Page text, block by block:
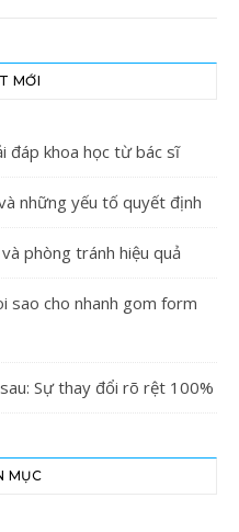
MỚI
đáp khoa học từ bác sĩ
những yếu tố quyết định
phòng tránh hiệu quả
sao cho nhanh gom form
Sự thay đổi rõ rệt 100%
MỤC